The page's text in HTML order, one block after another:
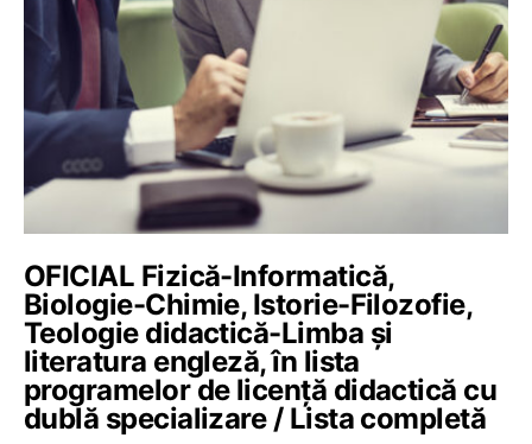
OFICIAL Fizică-Informatică,
Biologie-Chimie, Istorie-Filozofie,
Teologie didactică-Limba și
literatura engleză, în lista
programelor de licență didactică cu
dublă specializare / Lista completă